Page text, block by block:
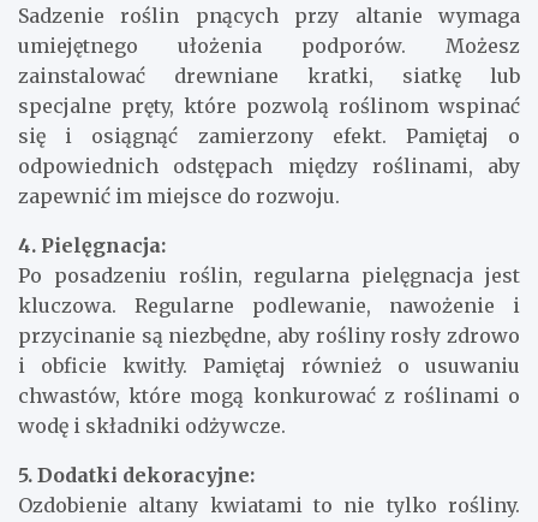
Sadzenie roślin pnących przy altanie wymaga
umiejętnego ułożenia podporów. Możesz
zainstalować drewniane kratki, siatkę lub
specjalne pręty, które pozwolą roślinom wspinać
się i osiągnąć zamierzony efekt. Pamiętaj o
odpowiednich odstępach między roślinami, aby
zapewnić im miejsce do rozwoju.
4. Pielęgnacja:
Po posadzeniu roślin, regularna pielęgnacja jest
kluczowa. Regularne podlewanie, nawożenie i
przycinanie są niezbędne, aby rośliny rosły zdrowo
i obficie kwitły. Pamiętaj również o usuwaniu
chwastów, które mogą konkurować z roślinami o
wodę i składniki odżywcze.
5. Dodatki dekoracyjne:
Ozdobienie altany kwiatami to nie tylko rośliny.